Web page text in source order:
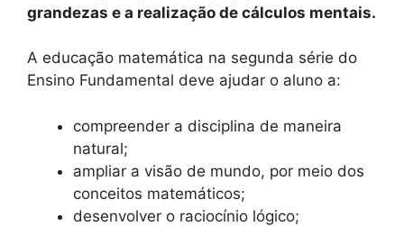
grandezas e a realização de cálculos mentais.
A educação matemática na segunda série do
Ensino Fundamental deve ajudar o aluno a:
compreender a disciplina de maneira
natural;
ampliar a visão de mundo, por meio dos
conceitos matemáticos;
desenvolver o raciocínio lógico;